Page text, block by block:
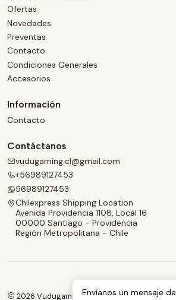
Ofertas
Novedades
Preventas
Contacto
Condiciones Generales
Accesorios
Información
Contacto
Contáctanos
vudugaming.cl@gmail.com
+56989127453
56989127453
Chilexpress Shipping Location
Avenida Providencia 1108, Local 16
00000 Santiago - Providencia
Región Metropolitana - Chile
2026 Vudugaming.Envíanos un mensaje de